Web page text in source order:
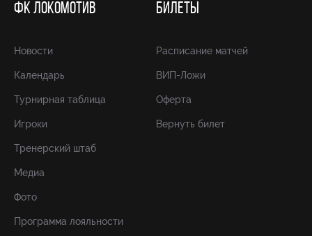
ФК ЛОКОМОТИВ
Новости
Календарь
Турнирная таблица
Игроки
Тренерский штаб
Медиа
Фото
Программа лояльности
БИЛЕТЫ
Расписание матчей
ВИП-Ложи
Оферта
Вернуть билет